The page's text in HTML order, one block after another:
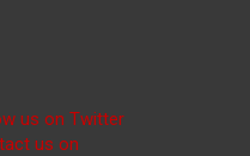
us on Twitter
us on